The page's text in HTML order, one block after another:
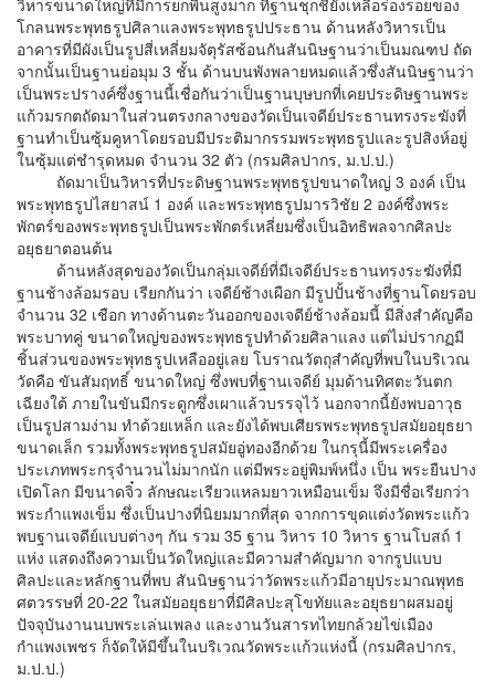
โกลนพระพุทธรูปศิลาแลงพระพุทธรูปประธาน ด้านหลังวิหารเป็น
อาคารที่มีผังเป็นรูปสี่เหลี่ยมจัตุรัสซ้อนกันสันนิษฐานว่าเป็นมณฑป ถัด
จากนั้นเป็นฐานย่อมุม 3 ชั้น ด้านบนพังพลายหมดแล้วซึ่งสันนิษฐานว่า
เป็นพระปรางค์ซึ่งฐานนี้เชื่อกันว่าเป็นฐานบุษบกที่เคยประดิษฐานพระ
แก้วมรกตถัดมาในส่วนตรงกลางของวัดเป็นเจดีย์ประธานทรงระฆังที่
ฐานทำเป็นซุ้มคูหาโดยรอบมีประติมากรรมพระพุทธรูปและรูปสิงห์อยู่
ในซุ้มแต่ชำรุดหมด จำนวน 32 ตัว (กรมศิลปากร, ม.ป.ป.)
ถัดมาเป็นวิหารที่ประดิษฐานพระพุทธรูปขนาดใหญ่ 3 องค์ เป็น
พระพุทธรูปไสยาสน์ 1 องค์ และพระพุทธรูปมารวิชัย 2 องค์ซึ่งพระ
พักตร์ของพระพุทธรูปเป็นพระพักตร์เหลี่ยมซึ่งเป็นอิทธิพลจากศิลปะ
อยุธยาตอนต้น
ด้านหลังสุดของวัดเป็นกลุ่มเจดีย์ที่มีเจดีย์ประธานทรงระฆังที่มี
ฐานช้างล้อมรอบ เรียกกันว่า เจดีย์ช้างเผือก มีรูปปั้นช้างที่ฐานโดยรอบ
จำนวน 32 เชือก ทางด้านตะวันออกของเจดีย์ช้างล้อมนี้ มีสิ่งสำคัญคือ
พระบาทคู่ ขนาดใหญ่ของพระพุทธรูปทำด้วยศิลาแลง แต่ไม่ปรากฏมี
ชิ้นส่วนของพระพุทธรูปเหลืออยู่เลย โบราณวัตถุสำคัญที่พบในบริเวณ
วัดคือ ขันสัมฤทธิ์ ขนาดใหญ่ ซึ่งพบที่ฐานเจดีย์ มุมด้านทิศตะวันตก
เฉียงใต้ ภายในขันมีกระดูกซึ่งเผาแล้วบรรจุไว้ นอกจากนี้ยังพบอาวุธ
เป็นรูปสามง่าม ทำด้วยเหล็ก และยังได้พบเศียรพระพุทธรูปสมัยอยุธยา
ขนาดเล็ก รวมทั้งพระพุทธรูปสมัยอู่ทองอีกด้วย ในกรุนี้มีพระเครื่อง
ประเภทพระกรุจำนวนไม่มากนัก แต่มีพระอยู่พิมพ์หนึ่ง เป็น พระยืนปาง
เปิดโลก มีขนาดจิ๋ว ลักษณะเรียวแหลมยาวเหมือนเข็ม จึงมีชื่อเรียกว่า
พระกำแพงเข็ม ซึ่งเป็นปางที่นิยมมากที่สุด จากการขุดแต่งวัดพระแก้ว
พบฐานเจดีย์แบบต่างๆ กัน รวม 35 ฐาน วิหาร 10 วิหาร ฐานโบสถ์ 1
แห่ง แสดงถึงความเป็นวัดใหญ่และมีความสำคัญมาก จากรูปแบบ
ศิลปะและหลักฐานที่พบ สันนิษฐานว่าวัดพระแก้วมีอายุประมาณพุทธ
ศตวรรษที่ 20-22 ในสมัยอยุธยาที่มีศิลปะสุโขทัยและอยุธยาผสมอยู่
ปัจจุบันงานนบพระเล่นเพลง และงานวันสารทไทยกล้วยไข่เมือง
กำแพงเพชร ก็จัดให้มีขึ้นในบริเวณวัดพระแก้วแห่งนี้ (กรมศิลปากร,
ม.ป.ป.)